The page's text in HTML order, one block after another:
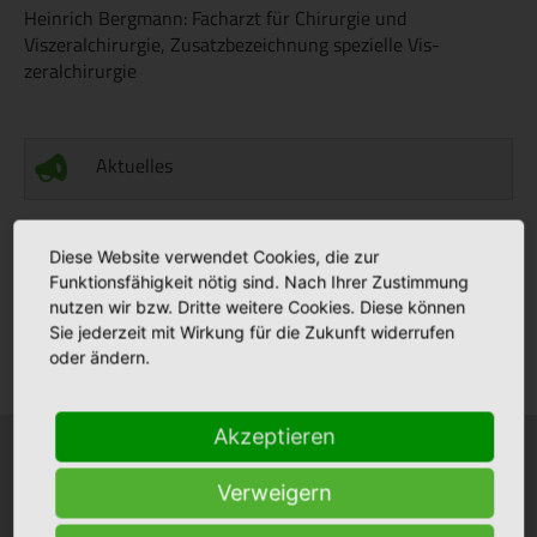
Heinrich Bergmann: Facharzt für Chirurgie und
Viszeralchirurgie, Zusatzbezeichnung spezielle Vis-
zeralchirurgie
Aktuelles
Stellenmarkt
Klinikfinder
Krankenhäuser
Bonifatius Hospital Lingen
Stationäre Pflege
+Maria Anna Haus Lengerich
Diese Website verwendet Cookies, die zur
Funktionsfähigkeit nötig sind. Nach Ihrer Zustimmung
nutzen wir bzw. Dritte weitere Cookies. Diese können
Sie jederzeit mit Wirkung für die Zukunft widerrufen
oder ändern.
Akzeptieren
Verweigern